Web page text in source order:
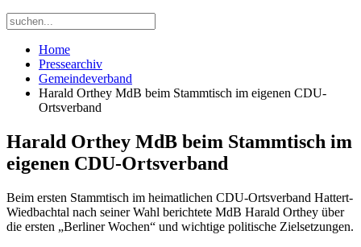
Home
Pressearchiv
Gemeindeverband
Harald Orthey MdB beim Stammtisch im eigenen CDU-
Ortsverband
Harald Orthey MdB beim Stammtisch im
eigenen CDU-Ortsverband
Beim ersten Stammtisch im heimatlichen CDU-Ortsverband Hattert-
Wiedbachtal nach seiner Wahl berichtete MdB Harald Orthey über
die ersten „Berliner Wochen“ und wichtige politische Zielsetzungen.